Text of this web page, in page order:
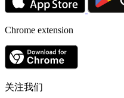
Chrome extension
关注我们